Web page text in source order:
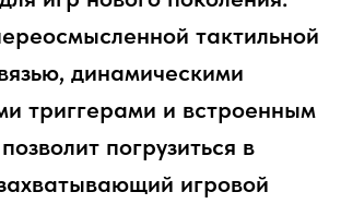
тактильной
динамическими
триггерами и встроенным
погрузиться в
игровой